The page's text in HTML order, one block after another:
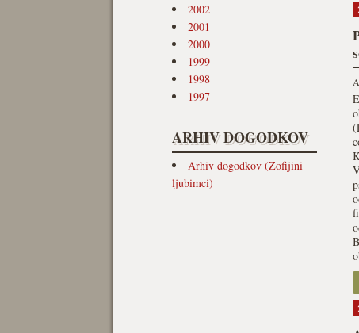
2002
2001
2000
1999
1998
1997
ARHIV DOGODKOV
Arhiv dogodkov (Zofijini
ljubimci)